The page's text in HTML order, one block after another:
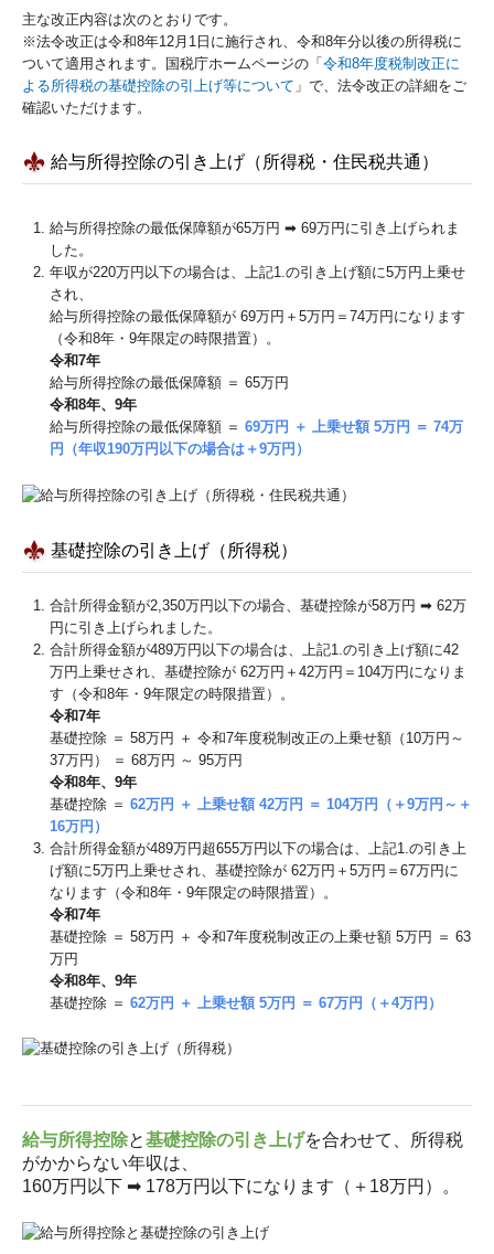
主な改正内容は次のとおりです。
※法令改正は令和8年12月1日に施行され、令和8年分以後の所得税に
ついて適用されます。国税庁ホームページの「 令和8年度税制改正に
よる所得税の基礎控除の引上げ等について 」で、法令改正の詳細をご
確認いただけます。
給与所得控除の引き上げ（所得税・住民税共通）
給与所得控除の最低保障額が65万円 ➡ 69万円に引き上げられま
した。
年収が220万円以下の場合は、上記1.の引き上げ額に5万円上乗せ
され、
給与所得控除の最低保障額が 69万円＋5万円＝74万円になります
（令和8年・9年限定の時限措置）。
令和7年
給与所得控除の最低保障額 ＝ 65万円
令和8年、9年
給与所得控除の最低保障額 ＝ 69万円 ＋ 上乗せ額 5万円 ＝ 74万
円（年収190万円以下の場合は＋9万円）
基礎控除の引き上げ（所得税）
合計所得⾦額が2,350万円以下の場合、基礎控除が58万円 ➡ 62万
円に引き上げられました。
合計所得⾦額が489万円以下の場合は、上記1.の引き上げ額に42
万円上乗せされ、基礎控除が 62万円＋42万円＝104万円になりま
す（令和8年・9年限定の時限措置）。
令和7年
基礎控除 ＝ 58万円 ＋ 令和7年度税制改正の上乗せ額（10万円～
37万円） ＝ 68万円 ～ 95万円
令和8年、9年
基礎控除 ＝ 62万円 ＋ 上乗せ額 42万円 ＝ 104万円（＋9万円～＋
16万円）
合計所得⾦額が489万円超655万円以下の場合は、上記1.の引き上
げ額に5万円上乗せされ、基礎控除が 62万円＋5万円＝67万円に
なります（令和8年・9年限定の時限措置）。
令和7年
基礎控除 ＝ 58万円 ＋ 令和7年度税制改正の上乗せ額 5万円 ＝ 63
万円
令和8年、9年
基礎控除 ＝ 62万円 ＋ 上乗せ額 5万円 ＝ 67万円（＋4万円）
給与所得控除と基礎控除の引き上げを合わせて、所得税
がかからない年収は、
160万円以下 ➡ 178万円以下になります（＋18万円）。